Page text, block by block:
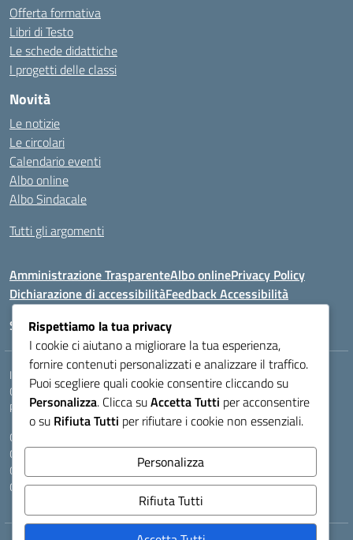
Offerta formativa
Libri di Testo
Le schede didattiche
I progetti delle classi
Novità
Le notizie
Le circolari
Calendario eventi
Albo online
Albo Sindacale
Tutti gli argomenti
Amministrazione TrasparenteAlbo onlinePrivacy Policy
Dichiarazione di accessibilitàFeedback Accessibilità
Seguici su:
Indirizzo: VIA LAZIO, 3, 43100 PARMA (PR)
Centralino:0521272405 Email: PRIS00400B@istruzione.it
Posta elettronica certificata (PEC):pris00400b@pec.istruzione.it
Codice fiscale: 80011950344
Codice meccanografico:
Codice Indice delle Pubbliche Amministrazioni (IPA): istsc_pris00400b
Codice unico di fatturazione (CUF): A9A6B25
Rispettiamo la tua privacy
I cookie ci aiutano a migliorare la tua esperienza,
fornire contenuti personalizzati e analizzare il traffico.
Puoi scegliere quali cookie consentire cliccando su
Personalizza. Clicca suAccetta Tutti per acconsentire
o su Rifiuta Tutti per rifiutare i cookie non essenziali.
Personalizza
Rifiuta Tutti